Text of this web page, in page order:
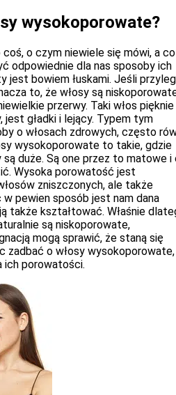
wysokoporowate?
o czym niewiele się mówi, a
odpowiednie dla nas sposoby ich
jest bowiem łuskami. Jeśli
to, że włosy są
przerwy. Taki włos pięknie
jest gładki i lejący. Typem tym
o włosach zdrowych, często
wysokoporowate to takie, gdzie
są duże. Są one przez to matowe i
Wysoka porowatość jest
zniszczonych, ale także
pewien sposób jest nam dana
także kształtować. Właśnie
są niskoporowate,
mogą sprawić, że staną się
zadbać o włosy wysokoporowate,
ich porowatości.